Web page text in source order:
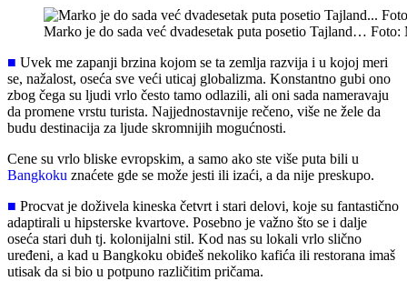
Marko je do sada već dvadesetak puta posetio Tajland…
■ Uvek me zapanji brzina kojom se ta zemlja razvija i u kojoj meri
se, nažalost, oseća sve veći uticaj globalizma. Konstantno gubi ono
zbog čega su ljudi vrlo često tamo odlazili, ali oni sada nameravaju
da promene vrstu turista. Najjednostavnije rečeno, više ne žele da
budu destinacija za ljude skromnijih mogućnosti.
Cene su vrlo bliske evropskim, a samo ako ste više puta bili u
Bangkoku znaćete gde se može jesti ili izaći, a da nije preskupo.
■ Procvat je doživela kineska četvrt i stari delovi, koje su fantastično
adaptirali u hipsterske kvartove. Posebno je važno što se i dalje
oseća stari duh tj. kolonijalni stil. Kod nas su lokali vrlo slično
uređeni, a kad u Bangkoku obiđeš nekoliko kafića ili restorana imaš
utisak da si bio u potpuno različitim pričama.